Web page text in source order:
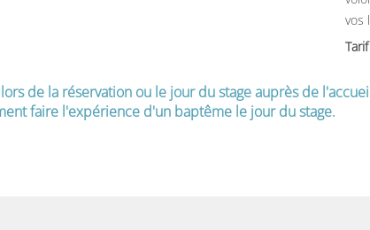
vos
de la réservation ou le jour du stage auprès de
faire l'expérience d'un baptême le jour du stage.